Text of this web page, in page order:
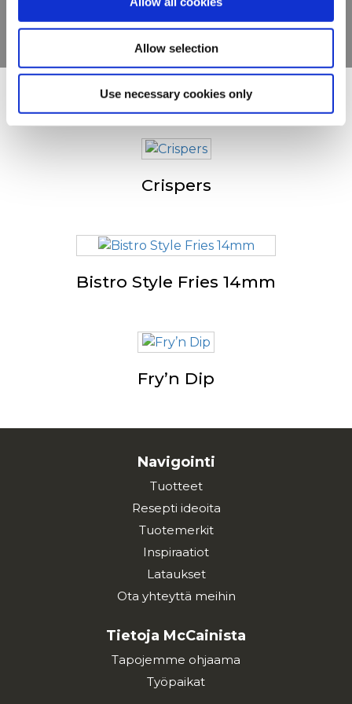
Allow selection
Use necessary cookies only
KATSO TUOTTEET
Muut katsoivat myös
Crispers
Bistro Style Fries 14mm
Fry’n Dip
Navigointi
Tuotteet
Resepti ideoita
Tuotemerkit
Inspiraatiot
Lataukset
Ota yhteyttä meihin
Tietoja McCainista
Tapojemme ohjaama
Työpaikat